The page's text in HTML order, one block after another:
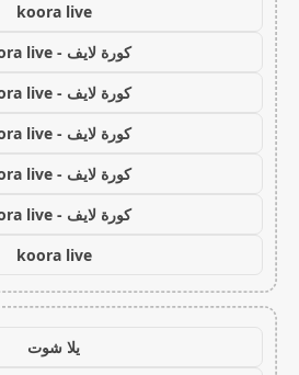
koora live
كورة لايف - koora live
كورة لايف - koora live
كورة لايف - koora live
كورة لايف - koora live
كورة لايف - koora live
koora live
يلا شوت